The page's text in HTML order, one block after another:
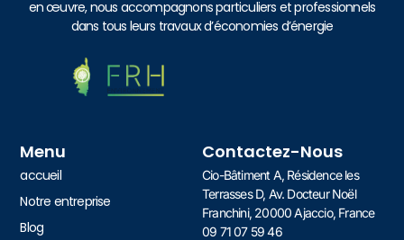
en œuvre, nous accompagnons particuliers et professionnels
dans tous leurs travaux d’économies d’énergie
Menu
accueil
Notre entreprise
Blog
Contactez-Nous
Cio-Bâtiment A, Résidence les
Terrasses D, Av. Docteur Noël
Franchini, 20000 Ajaccio, France
09 71 07 59 46